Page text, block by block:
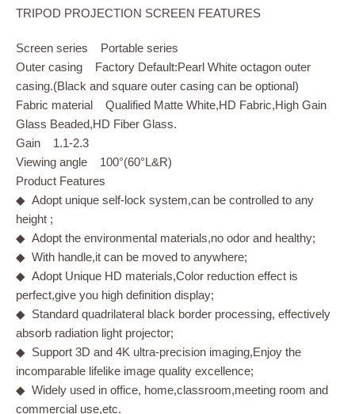
TRIPOD PROJECTION SCREEN FEATURES
Screen series Portable series
Outer casing Factory Default:Pearl White octagon outer
casing.(Black and square outer casing can be optional)
Fabric material Qualified Matte White,HD Fabric,High Gain
Glass Beaded,HD Fiber Glass.
Gain 1.1-2.3
Viewing angle 100°(60°L&R)
Product Features
◆ Adopt unique self-lock system,can be controlled to any
height ;
◆ Adopt the environmental materials,no odor and healthy;
◆ With handle,it can be moved to anywhere;
◆ Adopt Unique HD materials,Color reduction effect is
perfect,give you high definition display;
◆ Standard quadrilateral black border processing, effectively
absorb radiation light projector;
◆ Support 3D and 4K ultra-precision imaging,Enjoy the
incomparable lifelike image quality excellence;
◆ Widely used in office, home,classroom,meeting room and
commercial use,etc.